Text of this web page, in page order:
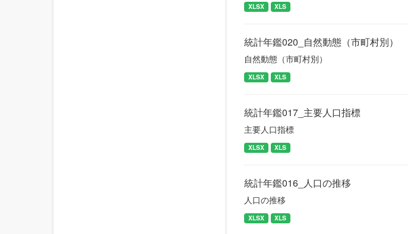
XLSX XLS
統計年鑑020_自然動態（市町村別）
自然動態（市町村別）
XLSX XLS
統計年鑑017_主要人口指標
主要人口指標
XLSX XLS
統計年鑑016_人口の推移
人口の推移
XLSX XLS